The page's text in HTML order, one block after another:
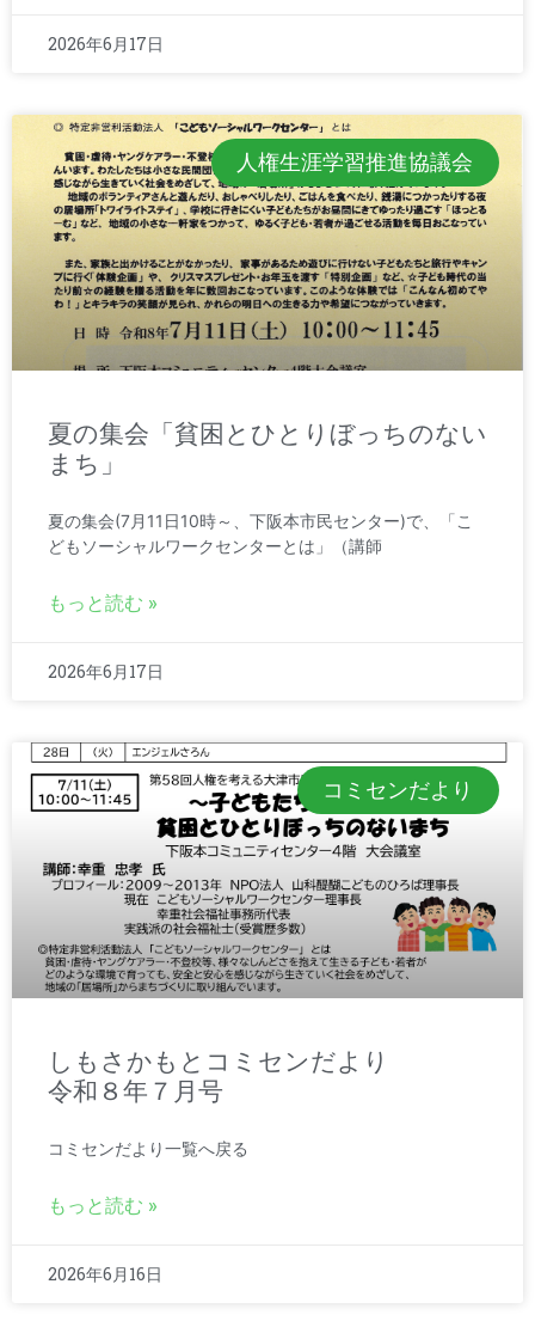
2026年6月17日
人権生涯学習推進協議会
夏の集会「貧困とひとりぼっちのない
まち」
夏の集会(7月11日10時～、下阪本市民センター)で、「こ
どもソーシャルワークセンターとは」（講師
もっと読む »
2026年6月17日
コミセンだより
しもさかもとコミセンだより
令和８年７月号
コミセンだより一覧へ戻る
もっと読む »
2026年6月16日